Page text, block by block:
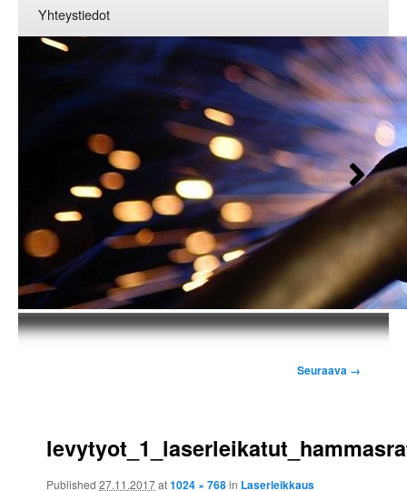
sisältöön
Yhteystiedot
Seuraava →
Published 27.11.2017at1024 × 768in Laserleikkaus